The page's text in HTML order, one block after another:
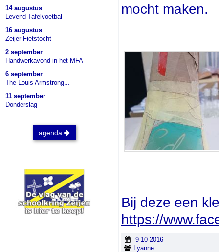
14 augustus
Levend Tafelvoetbal
16 augustus
Zeijer Fietstocht
2 september
Handwerkavond in het MFA
6 september
The Louis Armstrong...
11 september
Donderslag
agenda
mocht maken.
Bij deze een
https://
9-10-2016
Lyanne